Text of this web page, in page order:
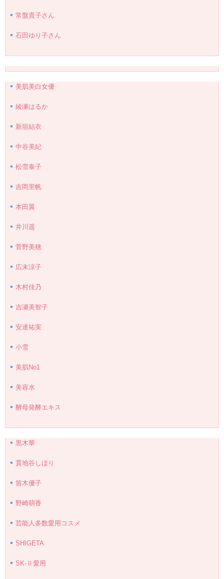
常盤貴子さん
石田ゆり子さん
美肌美白女優
綾瀬はるか
新垣結衣
中谷美紀
松雪泰子
吉岡里帆
本田翼
井川遥
菅野美穂
広末涼子
木村佳乃
吉瀬美智子
安達祐実
小雪
美肌No1
美容水
酵母発酵エキス
黒木華
貫地谷しほり
笛木優子
野崎萌香
芸能人多数愛用コスメ
SHIGETA
SK-Ⅱ愛用